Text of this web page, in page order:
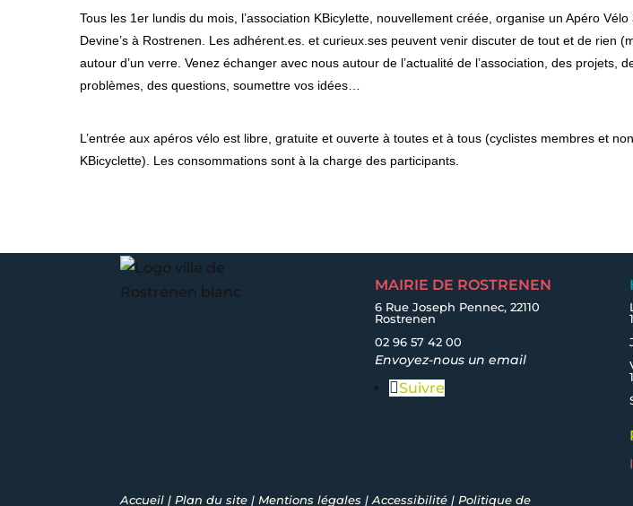
Tous les 1er lundis du mois, l’association KBicylette, nouvellement créée, organise un Apéro
Devine’s à Rostrenen. Les adhérent.es. et curieux.ses peuvent venir discuter de tout et de rien
autour d’un verre. Venez échanger avec nous autour de l’actualité de l’association, des projets,
problèmes, des questions, soumettre vos idées…
L’entrée aux apéros vélo est libre, gratuite et ouverte à toutes et à tous (cyclistes membres et
KBicyclette). Les consommations sont à la charge des participants.
MAIRIE DE ROSTRENEN
6 Rue Joseph Pennec, 22110
Rostrenen
02 96 57 42 00
Envoyez-nous un email
Suivre
Accueil |Plan du site |Mentions légales |Accessibilité |Politique de